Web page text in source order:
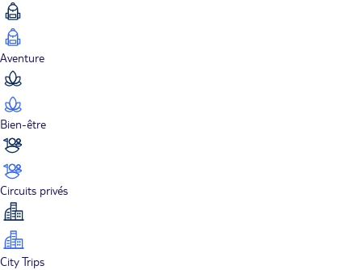
Aventure
Bien-être
Circuits privés
City Trips